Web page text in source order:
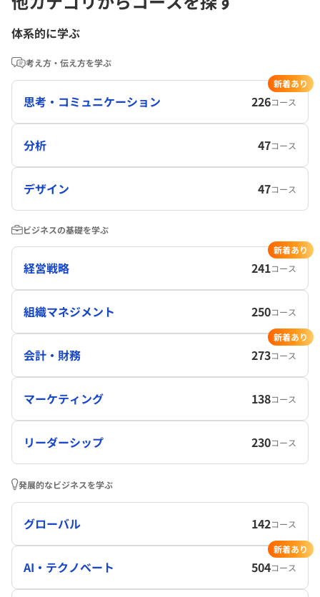
体系的に学ぶ
考え方・伝え方を学ぶ
思考・コミュニケーション 226コース
新着あり
分析 47コース
デザイン 47コース
ビジネスの基礎を学ぶ
経営戦略 241コース
新着あり
組織マネジメント 250コース
会計・財務 273コース
新着あり
マーケティング 138コース
リーダーシップ 230コース
発展的なビジネスを学ぶ
グローバル 142コース
AI・テクノベート 504コース
新着あり